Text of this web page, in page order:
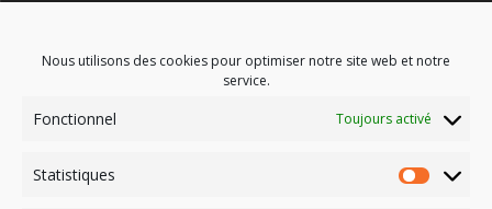
Nous utilisons des cookies pour optimiser notre site web et notre
service.
Fonctionnel Toujours activé
Statistiques